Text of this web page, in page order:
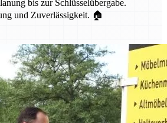
bis zur Schlüsselübergabe.
und Zuverlässigkeit. 🏠